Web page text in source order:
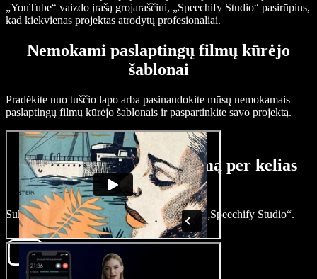
„YouTube“ vaizdo įrašą grojaraščiui, „Speechify Studio“ pasirūpins,
kad kiekvienas projektas atrodytų profesionaliai.
Nemokami paslaptingų filmų kūrėjo
šablonai
Pradėkite nuo tuščio lapo arba pasinaudokite mūsų nemokamais
paslaptingų filmų kūrėjo šablonais ir paspartinkite savo projektą.
Sukurkite paslaptingą filmą per kelias
minutes
Sukurkite paslaptingą istoriją akimirksniu su „Speechify Studio“.